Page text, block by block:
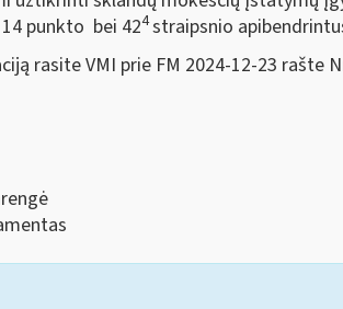
punkto bei 424straipsnio
rasite VMI prie FM 2024-12-23 rašte